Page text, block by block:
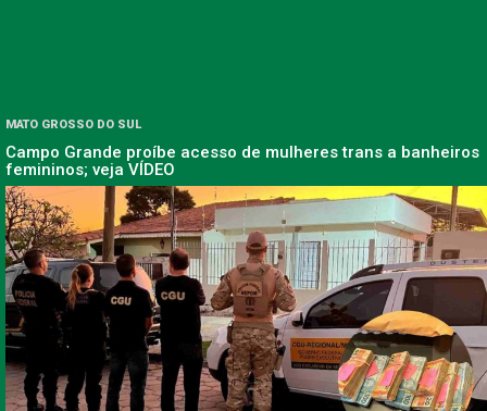
MATO GROSSO DO SUL
Campo Grande proíbe acesso de mulheres trans a banheiros
femininos; veja VÍDEO